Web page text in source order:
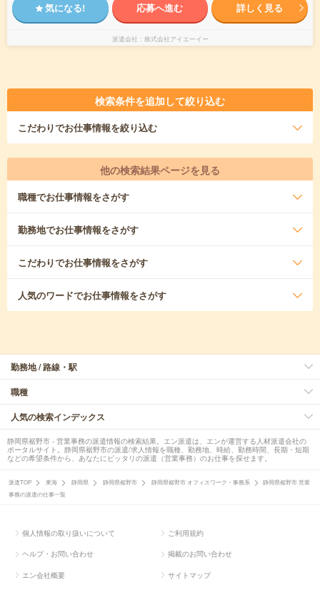
気になる! 応募へ進む 詳しく見る
派遣会社 株式会社アイエーイー
検索条件を追加して絞り込む
こだわりでお仕事情報を絞り込む
他の検索結果ページを見る
職種でお仕事情報をさがす
勤務地でお仕事情報をさがす
こだわりでお仕事情報をさがす
人気のワードでお仕事情報をさがす
勤務地 / 路線・駅
職種
人気の検索インデックス
静岡県裾野市 - 営業事務の派遣情報の検索結果。エン派遣は、エンが運営する人材派遣会社の
ポータルサイト。静岡県裾野市の派遣/求人情報を職種、勤務地、時給、勤務時間、長期・短期
などの希望条件から、あなたにピッタリの派遣（営業事務）のお仕事を探せます。
派遣TOP 東海 静岡県 静岡県裾野市 静岡県裾野市 オフィスワーク・事務系
静岡県裾野市 営業
事務の派遣の仕事一覧
個人情報の取り扱いについて ご利用規約
ヘルプ・お問い合わせ 掲載のお問い合わせ
エン会社概要 サイトマップ